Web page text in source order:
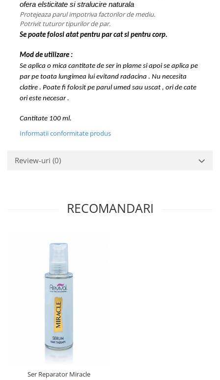
ofera elsticitate si stralucire naturala
Protejeaza parul impotriva factorilor de mediu.
Potrivit tuturor tipurilor de par.
Se poate folosi atat pentru par cat si pentru corp.
Mod de utilizare :
Se aplica o mica cantitate de ser in plame si apoi se aplica pe
par pe toata lungimea lui evitand radacina . Nu necesita
clatire . Poate fi folosit pe parul umed sau uscat , ori de cate
ori este necesar .
Cantitate 100 ml.
Informatii conformitate produs
Review-uri (0)
RECOMANDARI
Ser Reparator Miracle